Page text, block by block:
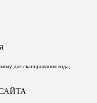
для сканирования кода,